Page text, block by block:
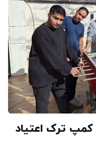
کمپ ترک اعتیاد